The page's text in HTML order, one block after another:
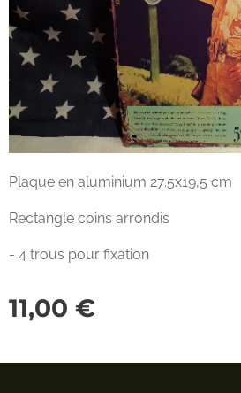
Plaque en aluminium 27.5x19,5 cm
Rectangle coins arrondis
- 4 trous pour fixation
11,00 €